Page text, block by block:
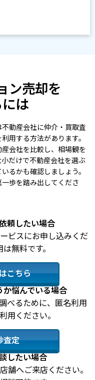
ン売却を
は
動産会社に仲介・買取査
用する方法があります。
会社を比較し、相場観を
だけで不動産会社を選ぶ
るかも確認しましょう。
歩を踏み出してくださ
頼したい場合
ビスにお申し込みくだ
無料です。
こちら
悩んでいる場合
べるために、匿名利用
用ください。
査定
したい場合
舗へご来店ください。